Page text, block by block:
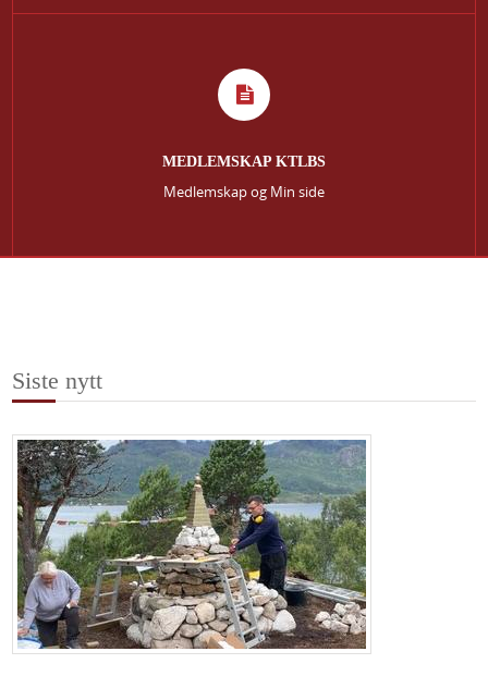
MEDLEMSKAP KTLBS
Medlemskap og Min side
Siste nytt